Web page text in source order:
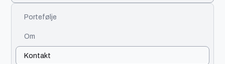
Portefølje
Om
Kontakt